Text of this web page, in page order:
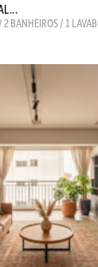
BANHEIROS / 1